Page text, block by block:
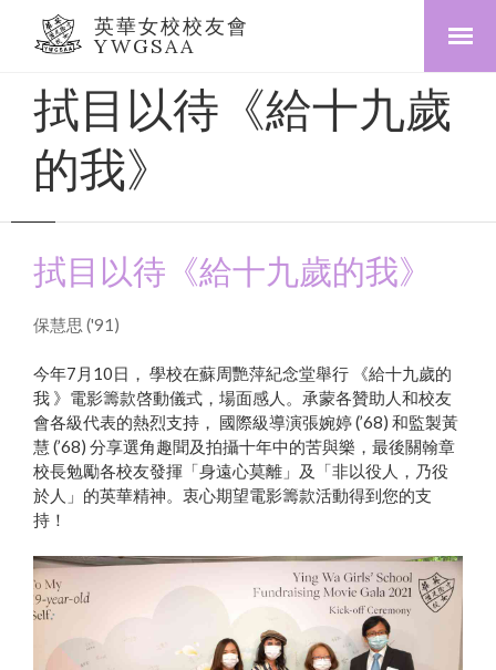
英華女校校友會
YWGSAA
拭目以待《給十九歲
的我》
拭目以待《給十九歲的我》
保慧思 ('91)
今年7月10日， 學校在蘇周艷萍紀念堂舉行 《給十九歲的
我 》電影籌款啓動儀式，場面感人。承蒙各贊助人和校友
會各級代表的熱烈支持， 國際級導演張婉婷 (’68) 和監製黃
慧 (’68) 分享選角趣聞及拍攝十年中的苦與樂，最後關翰章
校長勉勵各校友發揮「身遠心莫離」及「非以役人，乃役
於人」的英華精神。衷心期望電影籌款活動得到您的支
持！